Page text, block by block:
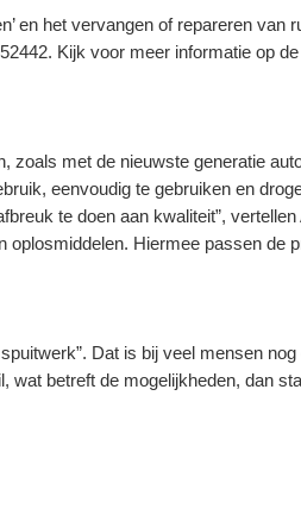
en het vervangen of repareren van
Kijk voor meer informatie op de
zoals met de nieuwste generatie
eenvoudig te gebruiken en
te doen aan kwaliteit”, vertellen
oplosmiddelen. Hiermee passen de
Dat is bij veel mensen nog
wat betreft de mogelijkheden, dan